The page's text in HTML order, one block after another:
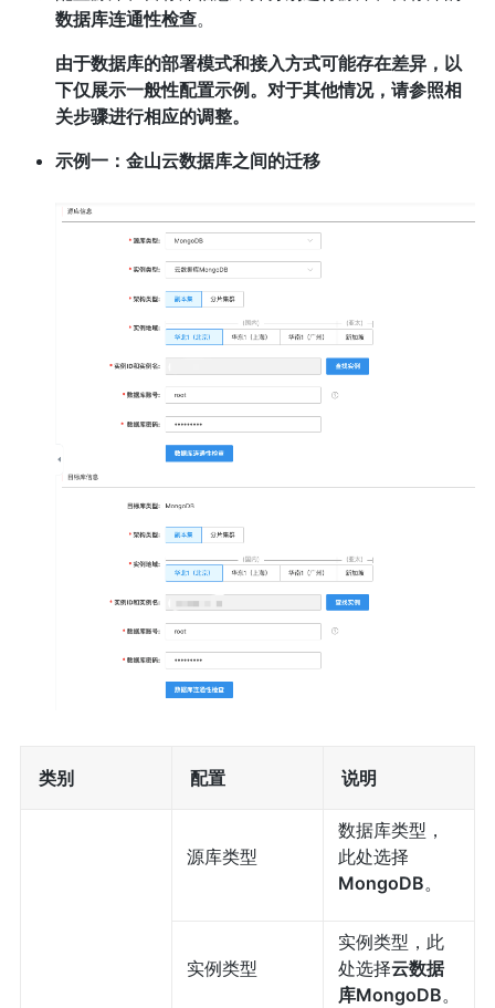
数据库连通性检查。
由于数据库的部署模式和接入方式可能存在差异，以
下仅展示一般性配置示例。对于其他情况，请参照相
关步骤进行相应的调整。
示例一：金山云数据库之间的迁移
类别 配置 说明
源库类型
数据库类型，
此处选择
MongoDB。
实例类型
实例类型，此
处选择云数据
库MongoDB。